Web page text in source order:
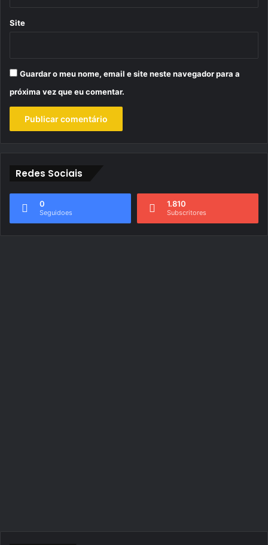
Site
Guardar o meu nome, email e site neste navegador para a
próxima vez que eu comentar.
Redes Sociais
0
Seguidoes
1.810
Subscritores